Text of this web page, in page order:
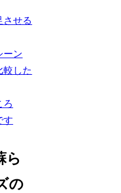
させる
ーン
較した
ろ
す
ら
の